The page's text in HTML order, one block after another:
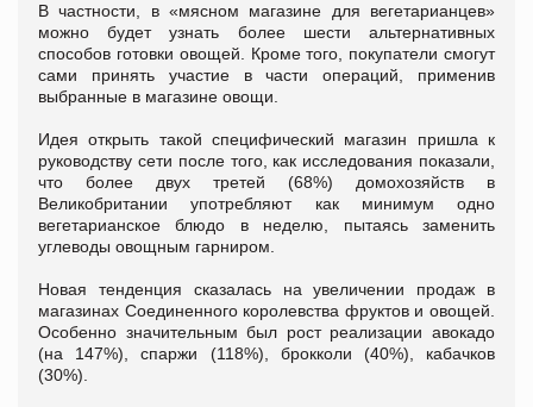
В частности, в «мясном магазине для вегетарианцев»
можно будет узнать более шести альтернативных
способов готовки овощей. Кроме того, покупатели смогут
сами принять участие в части операций, применив
выбранные в магазине овощи.
Идея открыть такой специфический магазин пришла к
руководству сети после того, как исследования показали,
что более двух третей (68%) домохозяйств в
Великобритании употребляют как минимум одно
вегетарианское блюдо в неделю, пытаясь заменить
углеводы овощным гарниром.
Новая тенденция сказалась на увеличении продаж в
магазинах Соединенного королевства фруктов и овощей.
Особенно значительным был рост реализации авокадо
(на 147%), спаржи (118%), брокколи (40%), кабачков
(30%).